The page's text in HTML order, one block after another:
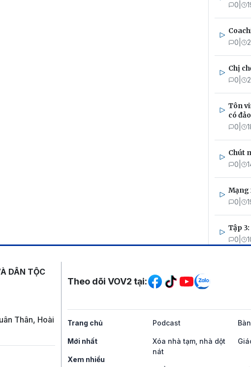
0
0
Chị
0
Tôn
có
0
Chút
0
Mạng
0
Tập
0
DÂN TỘC
Thân, Hoài
Mạng xã hội
Theo dõi VOV2 tại:
Trang chủ
Mới nhất
Xem nhiều
Podcast
Xóa nhà tạm, nhà dột
nát